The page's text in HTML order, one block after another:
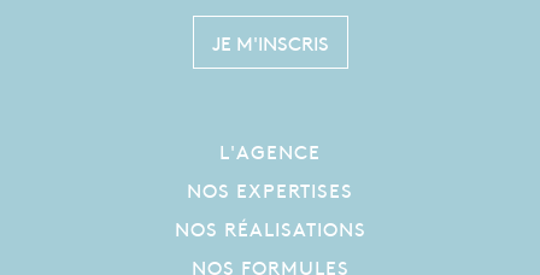
JE M'INSCRIS
L'AGENCE
NOS EXPERTISES
NOS RÉALISATIONS
NOS FORMULES